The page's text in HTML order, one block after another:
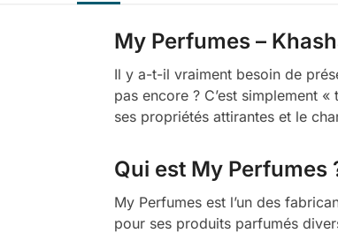
My Perfumes –
Il y a-t-il vraiment besoin de
pas encore ? C’est simplement
ses propriétés attirantes et le
Qui est My Perfumes
My Perfumes est l’un des
pour ses produits parfumés